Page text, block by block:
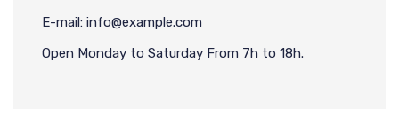
E-mail: info@example.com
Open Monday to Saturday From 7h to 18h.